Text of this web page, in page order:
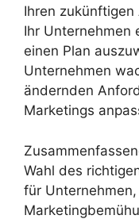
Ihren
Ihr Unternehmen
einen Plan
Unternehmen
ändernden
Marketings
Wahl des
für